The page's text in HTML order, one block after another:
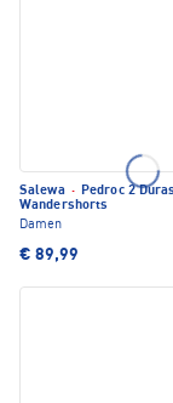
Salewa · Pedroc 2
Wandershorts
Damen
€ 89,99